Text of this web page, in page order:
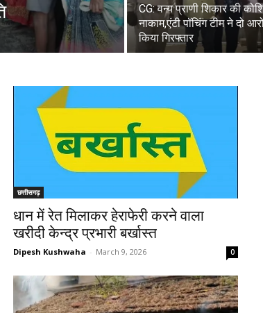
CG: वन्य प्राणी शिकार की
नाकाम,एंटी पॉचिंग टीम ने दो
किया गिरफ्तार
छत्तीसगढ़
धान में रेत मिलाकर हेराफेरी करने वाला
खरीदी केन्द्र प्रभारी बर्खास्त
Dipesh Kushwaha - March 9, 2026 0